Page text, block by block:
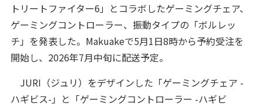
トリートファイター6」とコラボしたゲーミングチェア、
ゲーミングコントローラー、振動タイプの「ボルレッ
チ」を発表した。Makuakeで5月1日8時から予約受注を
開始し、2026年7月中旬に配送予定。
JURI（ジュリ）をデザインした「ゲーミングチェア -
ハギビス-」と「ゲーミングコントローラー -ハギビ